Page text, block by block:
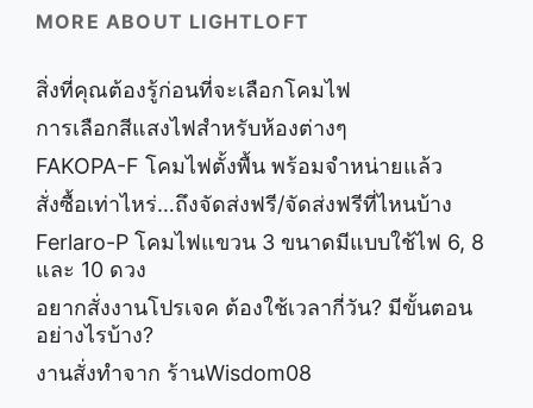
MORE ABOUT LIGHTLOFT
สิ่งที่คุณต้องรู้ก่อนที่จะเลือกโคมไฟ
การเลือกสีแสงไฟสำหรับห้องต่างๆ
FAKOPA-F โคมไฟตั้งพื้น พร้อมจำหน่ายแล้ว
สั่งซื้อเท่าไหร่…ถึงจัดส่งฟรี/จัดส่งฟรีที่ไหนบ้าง
Ferlaro-P โคมไฟแขวน 3 ขนาดมีแบบใช้ไฟ 6, 8
และ 10 ดวง
อยากสั่งงานโปรเจค ต้องใช้เวลากี่วัน? มีขั้นตอน
อย่างไรบ้าง?
งานสั่งทำจาก ร้านWisdom08